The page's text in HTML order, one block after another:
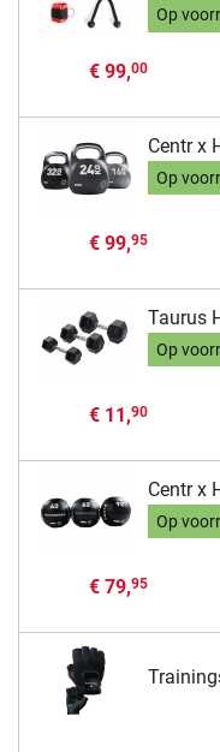
Op
€ 99,00
Centr x
Op
€ 99,95
Taurus
Op
€ 11,90
Centr x
Op
€ 79,95